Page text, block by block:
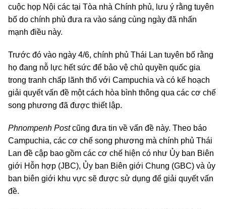
cuộc họp Nội các tại Tòa nhà Chính phủ, lưu ý rằng tuyên
bố do chính phủ đưa ra vào sáng cùng ngày đã nhấn
mạnh điều này.
Trước đó vào ngày 4/6, chính phủ Thái Lan tuyên bố rằng
họ đang nỗ lực hết sức để bảo vệ chủ quyền quốc gia
trong tranh chấp lãnh thổ với Campuchia và có kế hoạch
giải quyết vấn đề một cách hòa bình thông qua các cơ chế
song phương đã được thiết lập.
Phnompenh Postcũng đưa tin về vấn đề này. Theo báo
Campuchia, các cơ chế song phương mà chính phủ Thái
Lan đề cập bao gồm các cơ chế hiện có như Ủy ban Biên
giới Hỗn hợp (JBC), Ủy ban Biên giới Chung (GBC) và ủy
ban biên giới khu vực sẽ được sử dụng để giải quyết vấn
đề.